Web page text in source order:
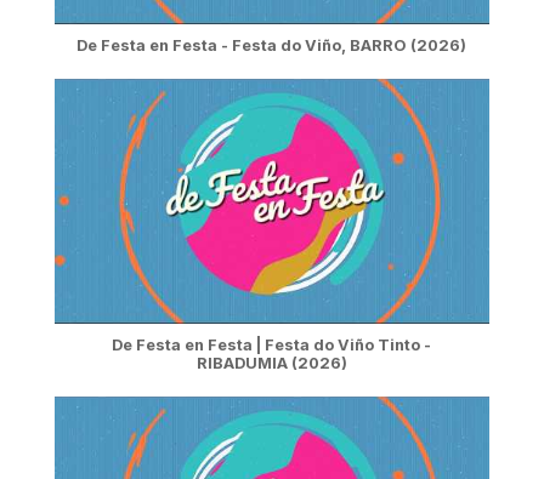
De Festa en Festa - Festa do Viño, BARRO (2026)
De Festa en Festa | Festa do Viño Tinto -
RIBADUMIA (2026)